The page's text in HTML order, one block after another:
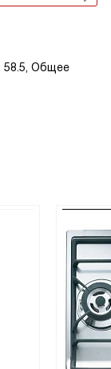
58.5, Общее